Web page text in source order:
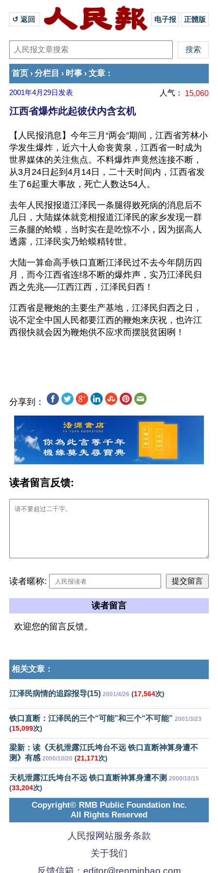
↺ 返回 电子报 正體版
首页 › 分栏目 › 时事 › 文章 ：
2001年4月29日 发表 人气： 15,060
江西省爆炸此起彼伏内含玄机
【人民报消息】今年三月“两会”期间，江西省芳林小
学发生爆炸，近六十人命丧黄泉，江西省一时成为
世界媒体的关注焦点。不料爆炸声竟然连接不断，
从3月24日起到4月14日，二十天时间内，江西省发
生了6起重大事故，死亡人数达54人。
去年人民报报道江泽民一条腿得败死病的消息后不
几日，大陆媒体就竞相报道江泽民的家乡发现一群
三条腿的蛤蟆，当时实在是吃惊不小，因为据高人
透露，江泽民实乃蛤蟆精转世。
大陆一算命高手铁口直断江泽民过不去今年阴历四
月，而今江西省连绵不断的爆炸声，实乃江泽民归
西之先兆──江西江西，江泽民归西！
江西省是鞭炮的主要生产基地，江泽民归西之日，
说不定全中国人民都要江西的鞭炮来庆祝，也许江
西很快就会因为鞭炮供不应求而摆脱贫困咧！
分享到：
读者留言反馈:
读者暱称:
读者留言
欢迎您的留言反馈。
相关文章：
江泽民病情的追踪报导(15) 2001/4/26 (17,564次)
铁口直断：江泽民的三个“可能”和三个“不可能” 2001/3/23
(15,099次)
梁新：读《天机泄露江氏垮台不远 铁口直断神算身遭不
测》有感 2000/10/20 (21,171次)
天机泄露江氏垮台不远 铁口直断神算身遭不测 2000/10/15
(33,204次)
Copyright© RMB Public Foundation Inc.
All Rights Reserved
人民报网站服务条款
关于我们
反馈信箱： editor@renminbao.com